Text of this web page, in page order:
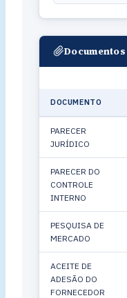
DOCUMENTO
PARECER
JURÍDICO
PARECER DO
CONTROLE
INTERNO
PESQUISA DE
MERCADO
ACEITE DE
ADESÃO DO
FORNECEDOR